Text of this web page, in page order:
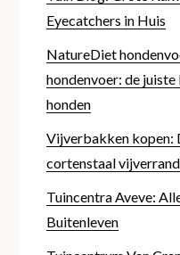
Eyecatchers in Huis
NatureDiet
hondenvoer: de
honden
Vijverbakken kopen:
cortenstaal
Tuincentra Aveve:
Buitenleven